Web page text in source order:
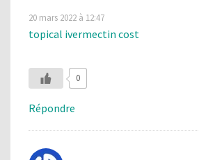
20 mars 2022 à 12:47
topical ivermectin cost
0
Répondre